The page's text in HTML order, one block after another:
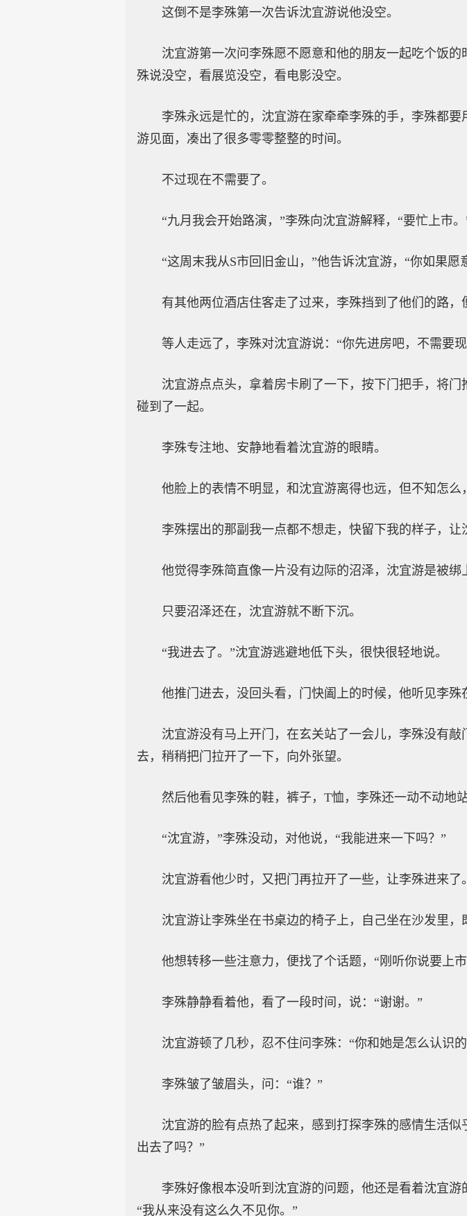
这倒不是李殊第一次告诉沈宜游说他没空。
沈宜游第一次问李殊愿不愿意和他的朋友一起吃个饭
殊说没空，看展览没空，看电影没空。
李殊永远是忙的，沈宜游在家牵牵李殊的手，李殊都
游见面，凑出了很多零零整整的时间。
不过现在不需要了。
“九月我会开始路演，”李殊向沈宜游解释，“要忙上市。
“这周末我从S市回旧金山，”他告诉沈宜游，“你如果愿
有其他两位酒店住客走了过来，李殊挡到了他们的路，
等人走远了，李殊对沈宜游说：“你先进房吧，不需要
沈宜游点点头，拿着房卡刷了一下，按下门把手，将
碰到了一起。
李殊专注地、安静地看着沈宜游的眼睛。
他脸上的表情不明显，和沈宜游离得也远，但不知怎
李殊摆出的那副我一点都不想走，快留下我的样子，让
他觉得李殊简直像一片没有边际的沼泽，沈宜游是被绑
只要沼泽还在，沈宜游就不断下沉。
“我进去了。”沈宜游逃避地低下头，很快很轻地说。
他推门进去，没回头看，门快阖上的时候，他听见李殊
沈宜游没有马上开门，在玄关站了一会儿，李殊没有
去，稍稍把门拉开了一下，向外张望。
然后他看见李殊的鞋，裤子，T恤，李殊还一动不动地站
“沈宜游，”李殊没动，对他说，“我能进来一下吗？”
沈宜游看他少时，又把门再拉开了一些，让李殊进来了。
沈宜游让李殊坐在书桌边的椅子上，自己坐在沙发里
他想转移一些注意力，便找了个话题，“刚听你说要上
李殊静静看着他，看了一段时间，说：“谢谢。”
沈宜游顿了几秒，忍不住问李殊：“你和她是怎么认识
李殊皱了皱眉头，问：“谁？”
沈宜游的脸有点热了起来，感到打探李殊的感情生活
出去了吗？”
李殊好像根本没听到沈宜游的问题，他还是看着沈宜
“我从来没有这么久不见你。”